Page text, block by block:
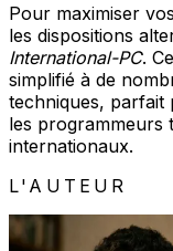
Pour maximiser
les dispositions
International-PC.
simplifié à de
techniques, parfait
les programmeurs
internationaux.
L'AUTEUR